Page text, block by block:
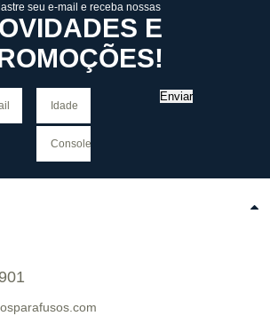
seu e-mail e receba nossas
E
Enviar